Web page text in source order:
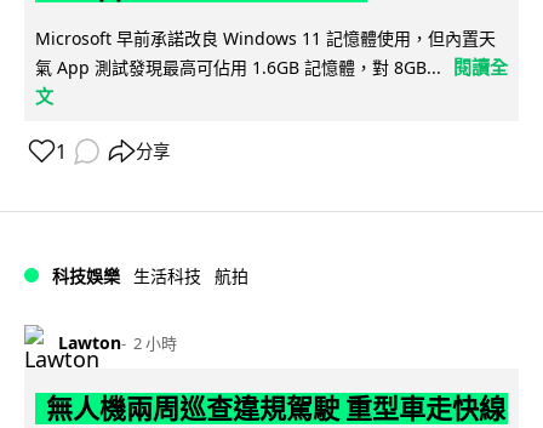
Microsoft 早前承諾改良 Windows 11 記憶體使用，但內置天
氣 App 測試發現最高可佔用 1.6GB 記憶體，對 8GB...
閱讀全
文
1 分享
科技娛樂 生活科技 航拍
Lawton 2 小時
無人機兩周巡查違規駕駛 重型車走快線